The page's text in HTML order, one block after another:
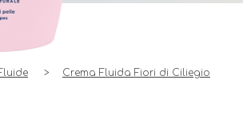
Crema Fluida Fiori di Ciliegio